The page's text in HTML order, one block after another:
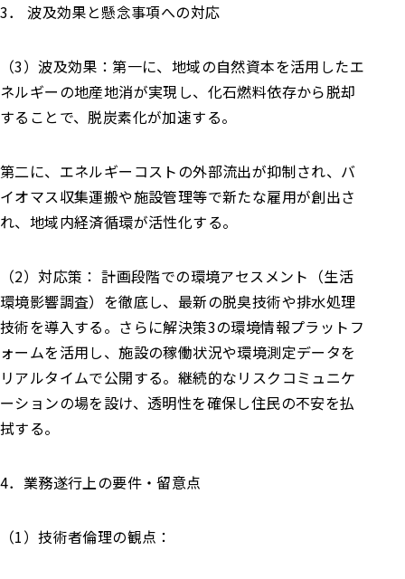
3． 波及効果と懸念事項への対応
（3）波及効果：第一に、地域の自然資本を活用したエ
ネルギーの地産地消が実現し、化石燃料依存から脱却
することで、脱炭素化が加速する。
第二に、エネルギーコストの外部流出が抑制され、バ
イオマス収集運搬や施設管理等で新たな雇用が創出さ
れ、地域内経済循環が活性化する。
（2）対応策： 計画段階での環境アセスメント（生活
環境影響調査）を徹底し、最新の脱臭技術や排水処理
技術を導入する。さらに解決策3の環境情報プラットフ
ォームを活用し、施設の稼働状況や環境測定データを
リアルタイムで公開する。継続的なリスクコミュニケ
ーションの場を設け、透明性を確保し住民の不安を払
拭する。
4．業務遂行上の要件・留意点
（1）技術者倫理の観点：